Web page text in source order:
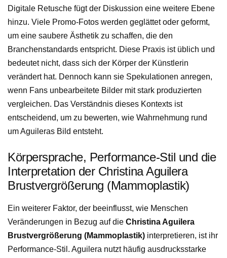
Digitale Retusche fügt der Diskussion eine weitere Ebene
hinzu. Viele Promo-Fotos werden geglättet oder geformt,
um eine saubere Ästhetik zu schaffen, die den
Branchenstandards entspricht. Diese Praxis ist üblich und
bedeutet nicht, dass sich der Körper der Künstlerin
verändert hat. Dennoch kann sie Spekulationen anregen,
wenn Fans unbearbeitete Bilder mit stark produzierten
vergleichen. Das Verständnis dieses Kontexts ist
entscheidend, um zu bewerten, wie Wahrnehmung rund
um Aguileras Bild entsteht.
Körpersprache, Performance-Stil und die
Interpretation der Christina Aguilera
Brustvergrößerung (Mammoplastik)
Ein weiterer Faktor, der beeinflusst, wie Menschen
Veränderungen in Bezug auf die Christina Aguilera
Brustvergrößerung (Mammoplastik) interpretieren, ist ihr
Performance-Stil. Aguilera nutzt häufig ausdrucksstarke